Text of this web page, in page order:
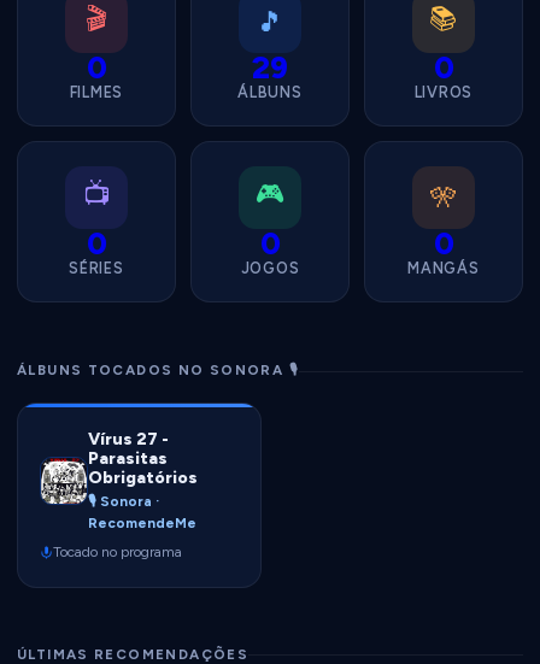
🎬
0
FILMES
🎵
29
ÁLBUNS
📚
0
LIVROS
📺
0
SÉRIES
🎮
0
JOGOS
🎌
0
MANGÁS
ÁLBUNS TOCADOS NO SONORA 🎙️
Vírus 27 -
Parasitas
Obrigatórios
🎙️ Sonora ·
RecomendeMe
Tocado no programa
ÚLTIMAS RECOMENDAÇÕES